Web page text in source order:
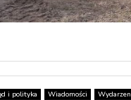
i polityka Wiadomości